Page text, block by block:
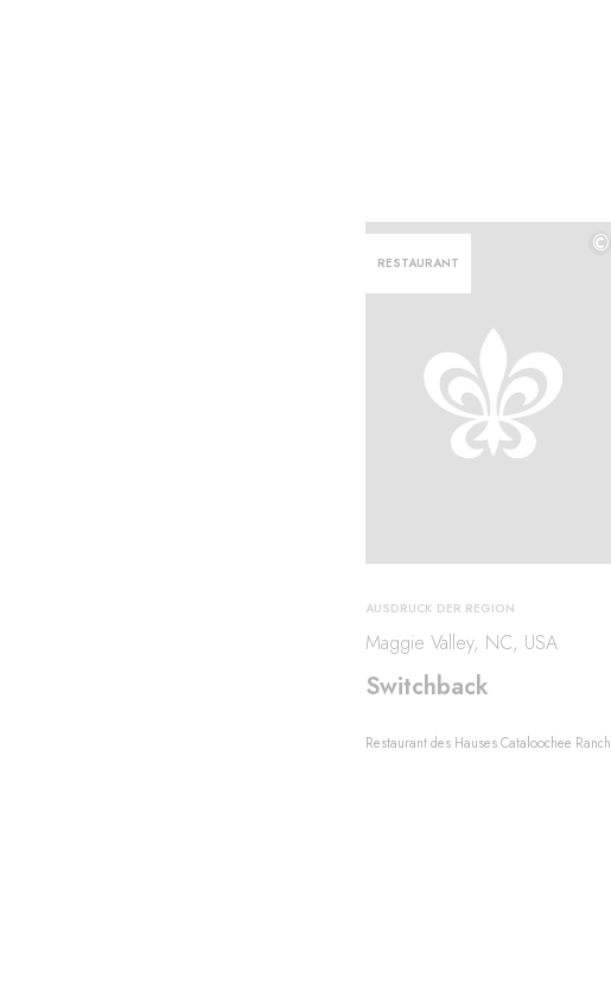
RESTAURANT
©
AUSDRUCK DER REGION
Maggie Valley, NC, USA
Switchback
Restaurant des Hauses Cataloochee Ranch